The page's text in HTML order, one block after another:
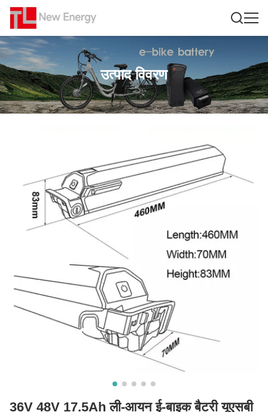
उत्पाद विवरण
36V 48V 17.5Ah ली-आयन ई-बाइक बैटरी यूएसबी